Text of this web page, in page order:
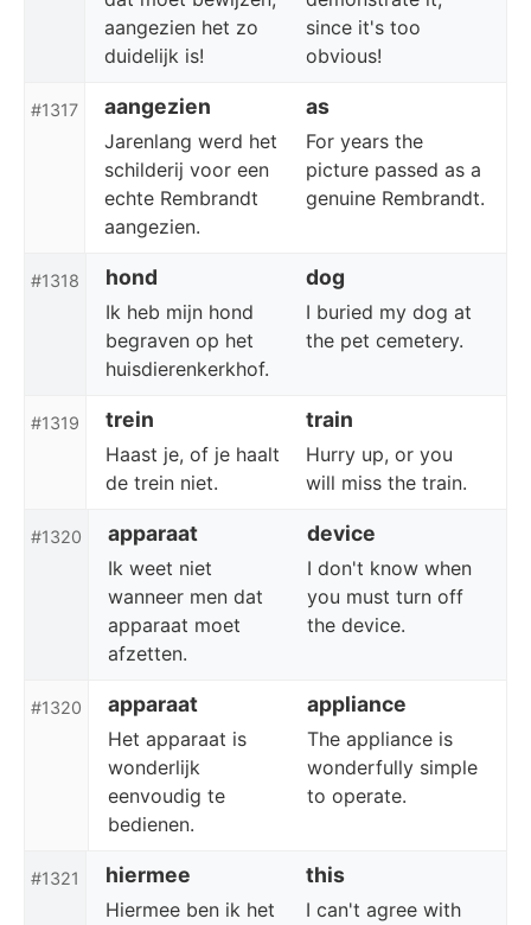
aangezien het zo
duidelijk is!
since it's too
obvious!
#1317 aangezien as
Jarenlang werd het
schilderij voor een
echte Rembrandt
aangezien.
For years the
picture passed as a
genuine Rembrandt.
#1318 hond dog
Ik heb mijn hond
begraven op het
huisdierenkerkhof.
I buried my dog at
the pet cemetery.
#1319 trein train
Haast je, of je haalt
de trein niet.
Hurry up, or you
will miss the train.
#1320 apparaat device
Ik weet niet
wanneer men dat
apparaat moet
afzetten.
I don't know when
you must turn off
the device.
#1320 apparaat appliance
Het apparaat is
wonderlijk
eenvoudig te
bedienen.
The appliance is
wonderfully simple
to operate.
#1321 hiermee this
Hiermee ben ik het
I can't agree with